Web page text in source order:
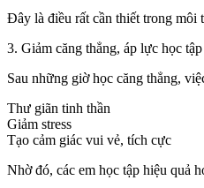
Đây là điều rất cần thiết trong môi
3. Giảm căng thẳng, áp lực học tập
Sau những giờ học căng thẳng,
Thư giãn tinh thần
Giảm stress
Tạo cảm giác vui vẻ, tích cực
Nhờ đó, các em học tập hiệu quả